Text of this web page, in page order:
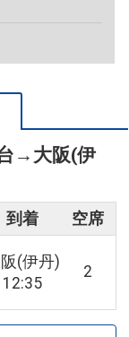
→ 大阪(伊
到着 空席
(伊丹)
12:35
2